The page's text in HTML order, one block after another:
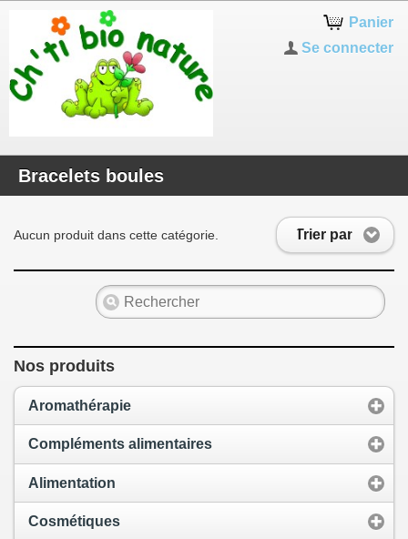
Panier
Se connecter
Bracelets boules
Trier par
Aucun produit dans cette catégorie.
Nos produits
Aromathérapie
Compléments alimentaires
Alimentation
Cosmétiques